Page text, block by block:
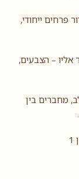
פרחים ייחודי,
אליו – הצבעים,
מחברים בין